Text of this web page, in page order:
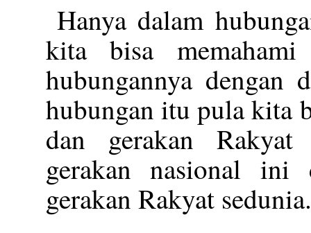
Hanya dalam
kita bisa memahami
hubungannya dengan
hubungan itu pula kita
dan gerakan Rakyat
gerakan nasional ini
gerakan Rakyat sedunia.